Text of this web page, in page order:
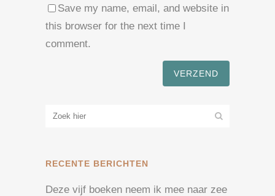
Save my name, email, and website in
this browser for the next time I
comment.
RECENTE BERICHTEN
Deze vijf boeken neem ik mee naar zee